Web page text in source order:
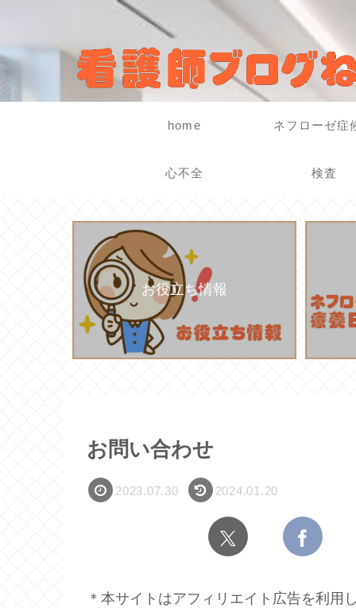
home ネフローゼ症
心不全 検査
お役立ち情報
お問い合わせ
2023.07.30 2024.01.20
＊本サイトはアフィリエイト広告を利用